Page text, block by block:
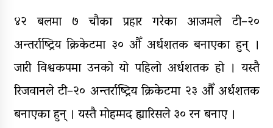
४२ बलमा ७ चौका प्रहार गरेका आजमले टी–२०
अन्तर्राष्ट्रिय क्रिकेटमा ३० औँ अर्धशतक बनाएका हुन् ।
जारी विश्वकपमा उनको यो पहिलो अर्धशतक हो । यस्तै
रिजवानले टी–२० अन्तर्राष्ट्रिय क्रिकेटमा २३ औँ अर्धशतक
बनाएका हुन् । यस्तै मोहम्मद ह्यारिसले ३० रन बनाए ।